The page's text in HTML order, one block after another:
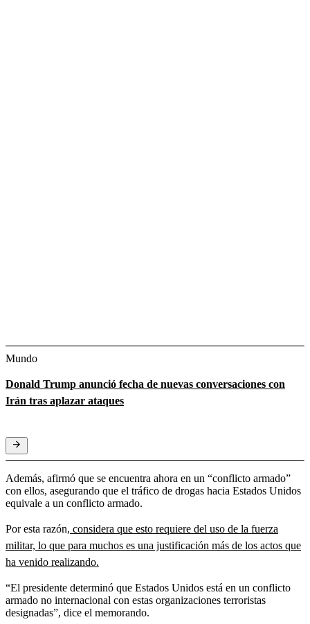
Mundo
Donald Trump anunció fecha de nuevas conversaciones con
Irán tras aplazar ataques
Además, afirmó que se encuentra ahora en un “conflicto armado”
con ellos, asegurando que el tráfico de drogas hacia Estados Unidos
equivale a un conflicto armado.
Por esta razón, considera que esto requiere del uso de la fuerza
militar, lo que para muchos es una justificación más de los actos que
ha venido realizando.
“El presidente determinó que Estados Unidos está en un conflicto
armado no internacional con estas organizaciones terroristas
designadas”, dice el memorando.